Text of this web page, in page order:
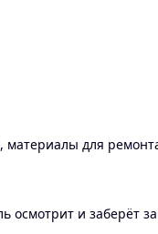
материалы для
осмотрит и заберёт